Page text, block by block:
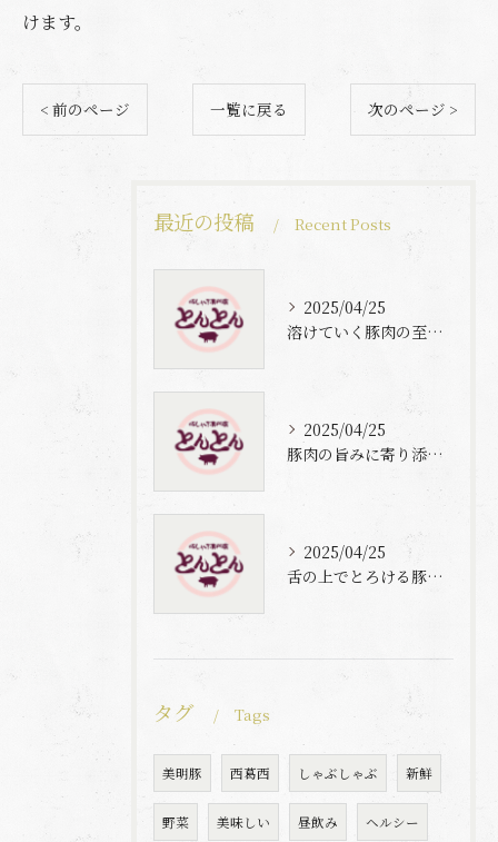
けます。
< 前のページ 一覧に戻る 次のページ >
最近の投稿 Recent Posts
2025/04/25
溶けていく豚肉の至福体験
2025/04/25
豚肉の旨みに寄り添う自家製梅出汁の魅力
2025/04/25
舌の上でとろける豚肉と自家製梅出汁の魅力
タグ Tags
美明豚 西葛西 しゃぶしゃぶ 新鮮
野菜 美味しい 昼飲み ヘルシー